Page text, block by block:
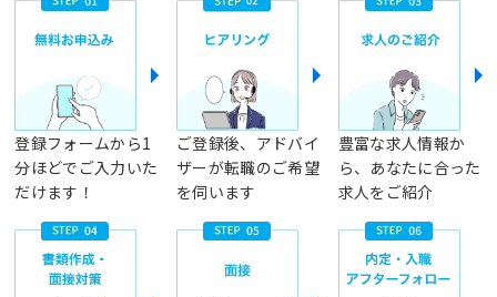
登録フォームから1
分ほどでご入力いた
だけます！
ご登録後、アドバイ
ザーが転職のご希望
を伺います
豊富な求人情報か
ら、あなたに合った
求人をご紹介